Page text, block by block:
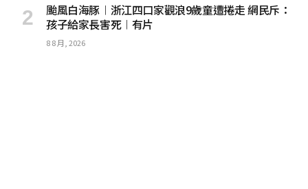
颱風白海豚︱浙江四口家觀浪9歲童遭捲走 網民斥：
孩子給家長害死︱有片
8 8 月, 2026